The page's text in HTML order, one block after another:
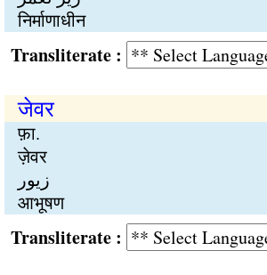
निर्माणाधीन
:
जेवर
फ़ा.
ज़ेवर
زیور
आभूषण
: